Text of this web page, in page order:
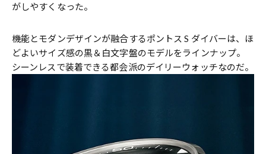
がしやすくなった。
機能とモダンデザインが融合するポントス S ダイバーは、ほ
どよいサイズ感の黒＆白文字盤のモデルをラインナップ。
シーンレスで装着できる都会派のデイリーウォッチなのだ。